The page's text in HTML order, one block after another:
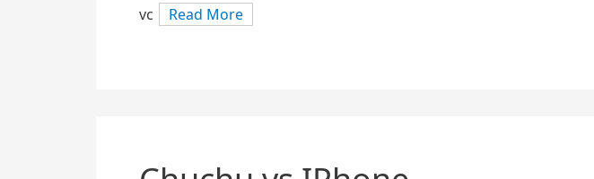
vc
Read More